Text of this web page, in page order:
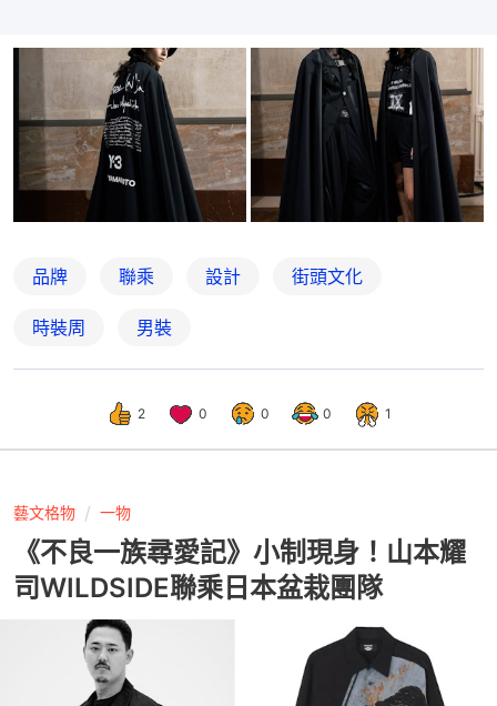
品牌 聯乘 設計 街頭文化
時裝周 男裝
2 0 0 0 1
藝文格物 一物
《不良一族尋愛記》小制現身！山本耀
司WILDSIDE聯乘日本盆栽團隊